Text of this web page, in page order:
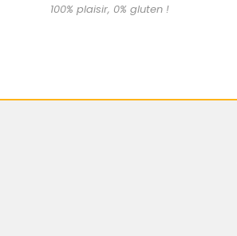
100% plaisir, 0% gluten !